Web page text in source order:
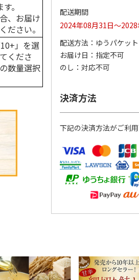
呼子朝市ひもの詰合
せ
3,300円
＜お中元＞函館味く
らべ
2,800円
(送料・税込)
。
、お届け
ださい。
」を選
くださ
数量選択
配送期間
2024年08月31日～
配送方法
ゆうパケット
お届け日
指定不可
のし
対応不可
決済方法
下記の決済方法がご利用